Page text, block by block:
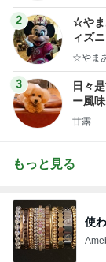
ログ
2
☆やま
ィズ
☆やま
3
日々
ー風
甘露
もっと見る
使